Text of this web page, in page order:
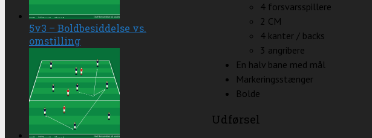
4 forsvarsspillere
2 CM
4 kanter / backs
3 angribere
En halv bane med mål
Markeringsstænger
Bolde
Udførsel
5v3 – Boldbesiddelse vs.
omstilling